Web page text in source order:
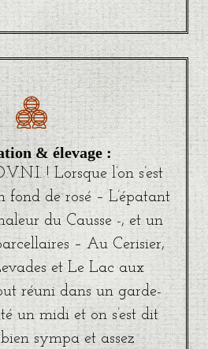
& élevage :
! Lorsque l’on s’est
fond de rosé – L’épatant
du Causse -, et un
– Au Cerisier,
et Le Lac aux
réuni dans un garde-
un midi et on s’est dit
sympa et assez